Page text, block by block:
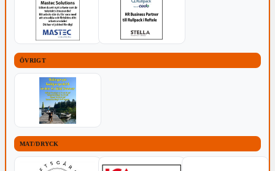
ÖVRIGT
MAT/DRYCK